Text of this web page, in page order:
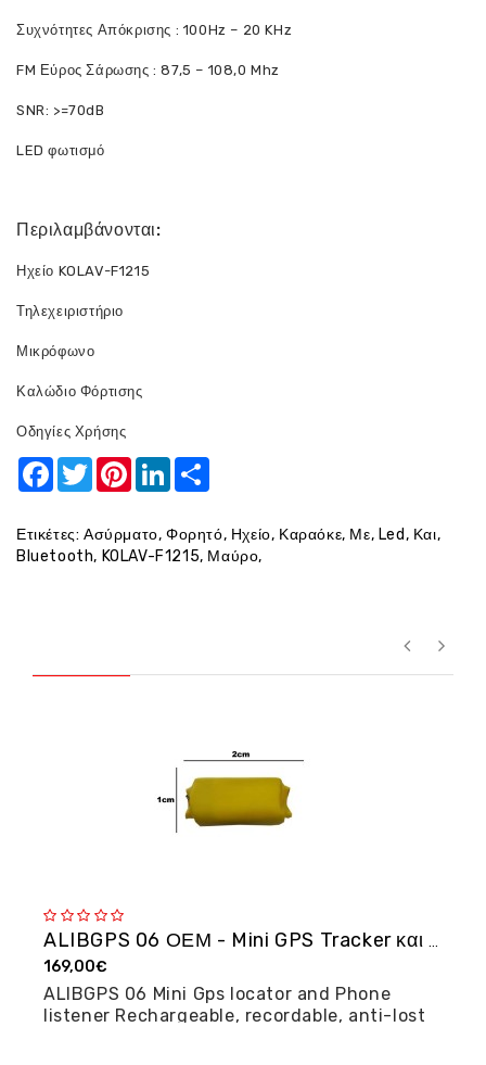
Συχνότητες Απόκρισης : 100Hz – 20 KHz
FM Εύρος Σάρωσης : 87,5 – 108,0 Mhz
SNR: >=70dB
LED φωτισμό
Περιλαμβάνονται:
Ηχείο KOLAV-F1215
Τηλεχειριστήριο
Μικρόφωνο
Καλώδιο Φόρτισης
Οδηγίες Χρήσης
Facebook
TwitterPinterestLinkedIn
Ετικέτες: Ασύρματο,Φορητό, Ηχείο, Καραόκε, Με, Led, Και,
Bluetooth, KOLAV-F1215, Μαύρο,
ALIBGPS 06 ΟΕΜ - Mini GPS Tracker και φω�...
169,00€
ALIBGPS 06 Mini Gps locator and Phone
listener Rechargeable, recordable, anti-lost